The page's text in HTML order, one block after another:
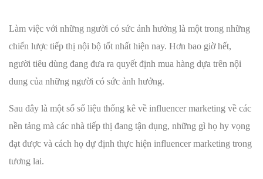
Làm việc với những người có sức ảnh hưởng là một trong những
chiến lược tiếp thị nội bộ tốt nhất hiện nay. Hơn bao giờ hết,
người tiêu dùng đang đưa ra quyết định mua hàng dựa trên nội
dung của những người có sức ảnh hưởng.
Sau đây là một số số liệu thống kê về influencer marketing về các
nền tảng mà các nhà tiếp thị đang tận dụng, những gì họ hy vọng
đạt được và cách họ dự định thực hiện influencer marketing trong
tương lai.